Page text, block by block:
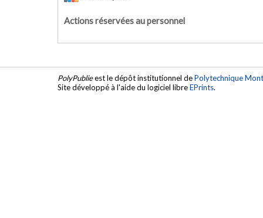
Actions réservées au personnel
PolyPublieest le dépôt institutionnel dePolytechnique
Site développé à l'aide du logiciel libreEPrints.